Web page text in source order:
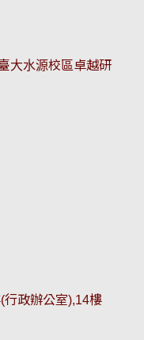
大水源校區卓越研
行政辦公室),14樓